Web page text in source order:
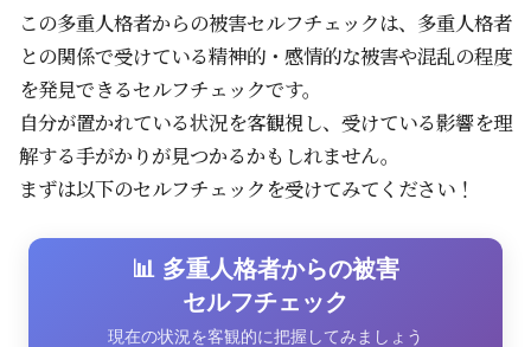
この多重人格者からの被害セルフチェックは、多重人格者
との関係で受けている精神的・感情的な被害や混乱の程度
を発見できるセルフチェックです。
自分が置かれている状況を客観視し、受けている影響を理
解する手がかりが見つかるかもしれません。
まずは以下のセルフチェックを受けてみてください！
📊 多重人格者からの被害
セルフチェック
現在の状況を客観的に把握してみましょう